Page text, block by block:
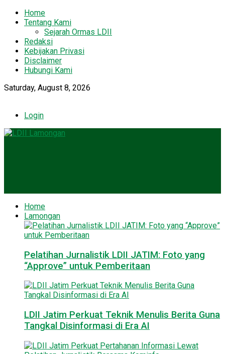
Home
Tentang Kami
Sejarah Ormas LDII
Redaksi
Kebijakan Privasi
Disclaimer
Hubungi Kami
Saturday, August 8, 2026
Login
Home
Lamongan
Pelatihan Jurnalistik LDII JATIM: Foto yang
“Approve” untuk Pemberitaan
LDII Jatim Perkuat Teknik Menulis Berita Guna
Tangkal Disinformasi di Era AI